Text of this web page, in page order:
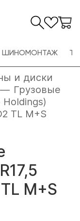
ШИНОМОНТАЖ
и диски
— Грузовые
TL M+S
M+S